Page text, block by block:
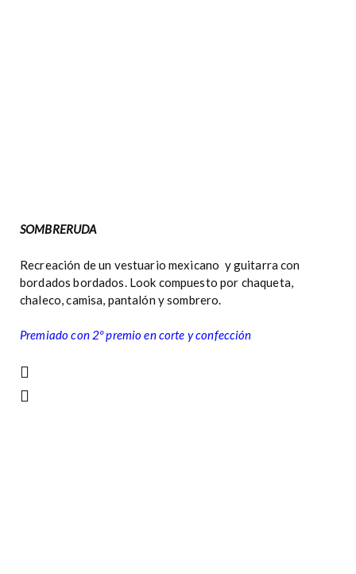
SOMBRERUDA
Recreación de un vestuario mexicano y guitarra con
bordados bordados. Look compuesto por chaqueta,
chaleco, camisa, pantalón y sombrero.
Premiado con 2º premio en corte y confección